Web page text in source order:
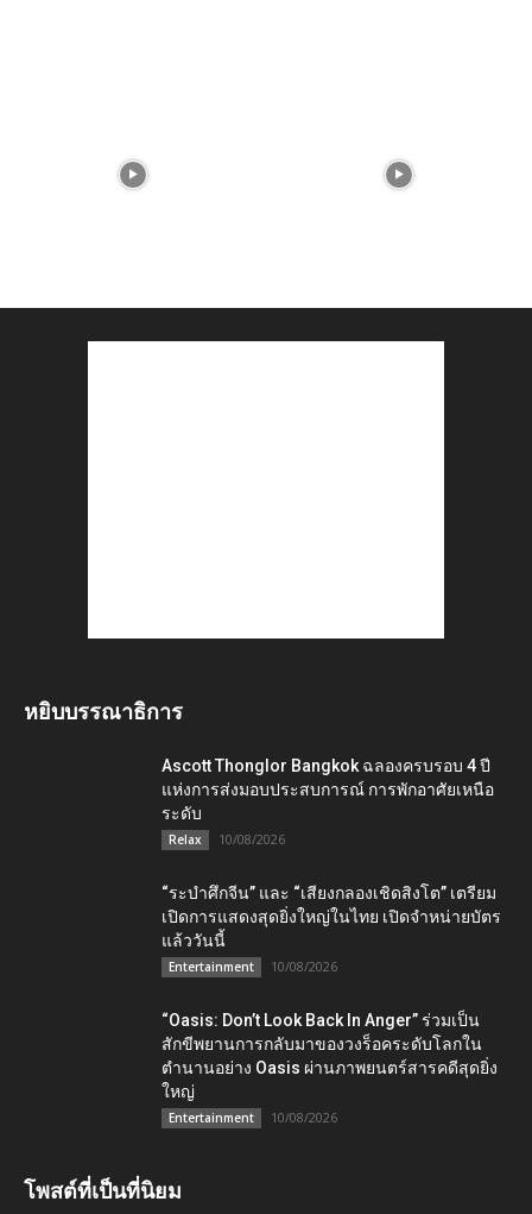
หยิบบรรณาธิการ
Ascott Thonglor Bangkok ฉลองครบรอบ 4 ปี
แห่งการส่งมอบประสบการณ์ การพักอาศัยเหนือ
ระดับ
Relax 10/08/2026
“ระบำศึกจีน” และ “เสียงกลองเชิดสิงโต” เตรียม
เปิดการแสดงสุดยิ่งใหญ่ในไทย เปิดจำหน่ายบัตร
แล้ววันนี้
Entertainment 10/08/2026
“Oasis: Don’t Look Back In Anger” ร่วมเป็น
สักขีพยานการกลับมาของวงร็อคระดับโลกใน
ตำนานอย่าง Oasis ผ่านภาพยนตร์สารคดีสุดยิ่ง
ใหญ่
Entertainment 10/08/2026
โพสต์ที่เป็นที่นิยม